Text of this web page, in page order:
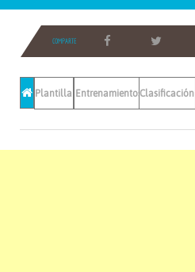
COMPARTE
Plantilla EntrenamientosClasificación